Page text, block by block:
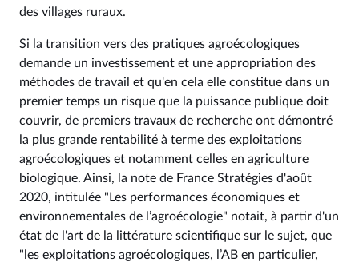
des villages ruraux.
Si la transition vers des pratiques agroécologiques
demande un investissement et une appropriation des
méthodes de travail et qu'en cela elle constitue dans un
premier temps un risque que la puissance publique doit
couvrir, de premiers travaux de recherche ont démontré
la plus grande rentabilité à terme des exploitations
agroécologiques et notamment celles en agriculture
biologique. Ainsi, la note de France Stratégies d'août
2020, intitulée "Les performances économiques et
environnementales de l’agroécologie" notait, à partir d'un
état de l'art de la littérature scientifique sur le sujet, que
"les exploitations agroécologiques, l’AB en particulier,